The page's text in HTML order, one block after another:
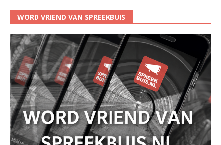
WORD VRIEND VAN SPREEKBUIS